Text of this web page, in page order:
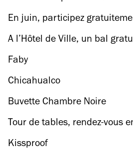
quartier des Batignolles
En juin, participez
dictée du monde sur les
A l’Hôtel de Ville, un bal
10 ans du Mariage pour tous
Faby
Chicahualco
Buvette Chambre Noire
Tour de tables, rendez-vous
inconnues
Kissproof